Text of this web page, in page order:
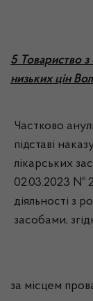
5 Товариство
низьких цін
Частково
підставі
лікарських
02.03.2023 №
діяльності з
засобами,
за місцем